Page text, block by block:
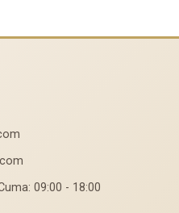
09:00 - 18:00